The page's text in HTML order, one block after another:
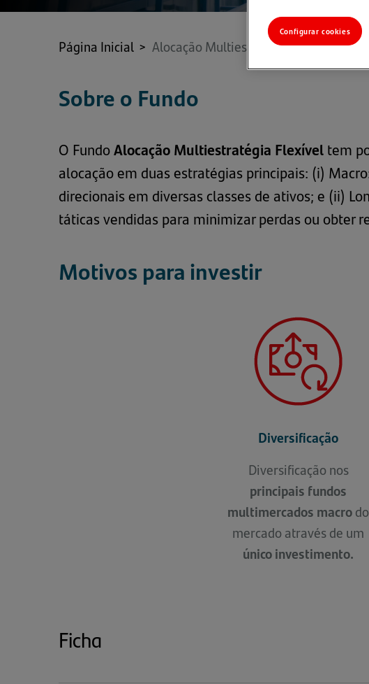
Página Inicial > Alocação Multiestratégia Flexível
Sobre o Fundo
O FundoAlocação Multiestratégia Flexível tem
alocação em duas estratégias principais: (i)
direcionais em diversas classes de ativos; e (ii)
táticas vendidas para minimizar perdas ou obter
Motivos para investir
Diversificação
Diversificação nos
principais fundos
multimercados macrodo
mercado através de um
único investimento.
Ficha
Configurar cookies